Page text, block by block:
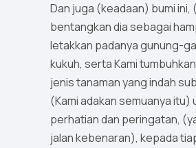
Dan juga (keadaan) bumi ini,
bentangkan dia sebagai
letakkan padanya gunung-
kukuh, serta Kami
jenis tanaman yang indah
(Kami adakan semuanya itu)
perhatian dan peringatan,
jalan kebenaran), kepada